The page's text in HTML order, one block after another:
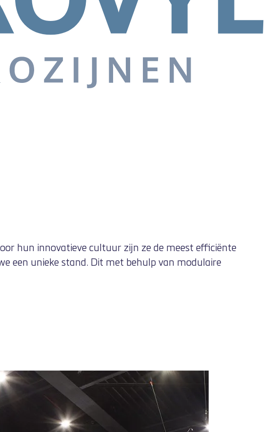
hun innovatieve cultuur zijn ze de meest efficiënte
een unieke stand. Dit met behulp van modulaire